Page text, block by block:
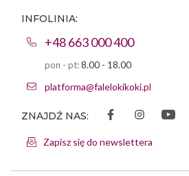
INFOLINIA:
+48 663 000 400
pon - pt:8.00 - 18.00
platforma@falelokikoki.pl
ZNAJDŹ NAS:
Zapisz się do newslettera